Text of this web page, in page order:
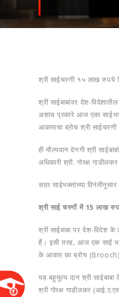
श्री साईचरणी १५ लाख रुपये
श्री साईबाबांवर देश-
अशाच प्रकारे आज एका
आकाराचा ब्रोच श्री
ही मौल्यवान देणगी श्री
अधिकारी श्री. गोरक्ष
सदर साईभक्तांच्या
श्री साई चरणों में 15 लाख
​श्री साईबाबा पर देश-विदेश
हैं। इसी तरह, आज एक साईं
के आकार का ब्रोच (Brooch)
​यह बहुमूल्य दान श्री
श्री गोरक्ष गाडीलकर